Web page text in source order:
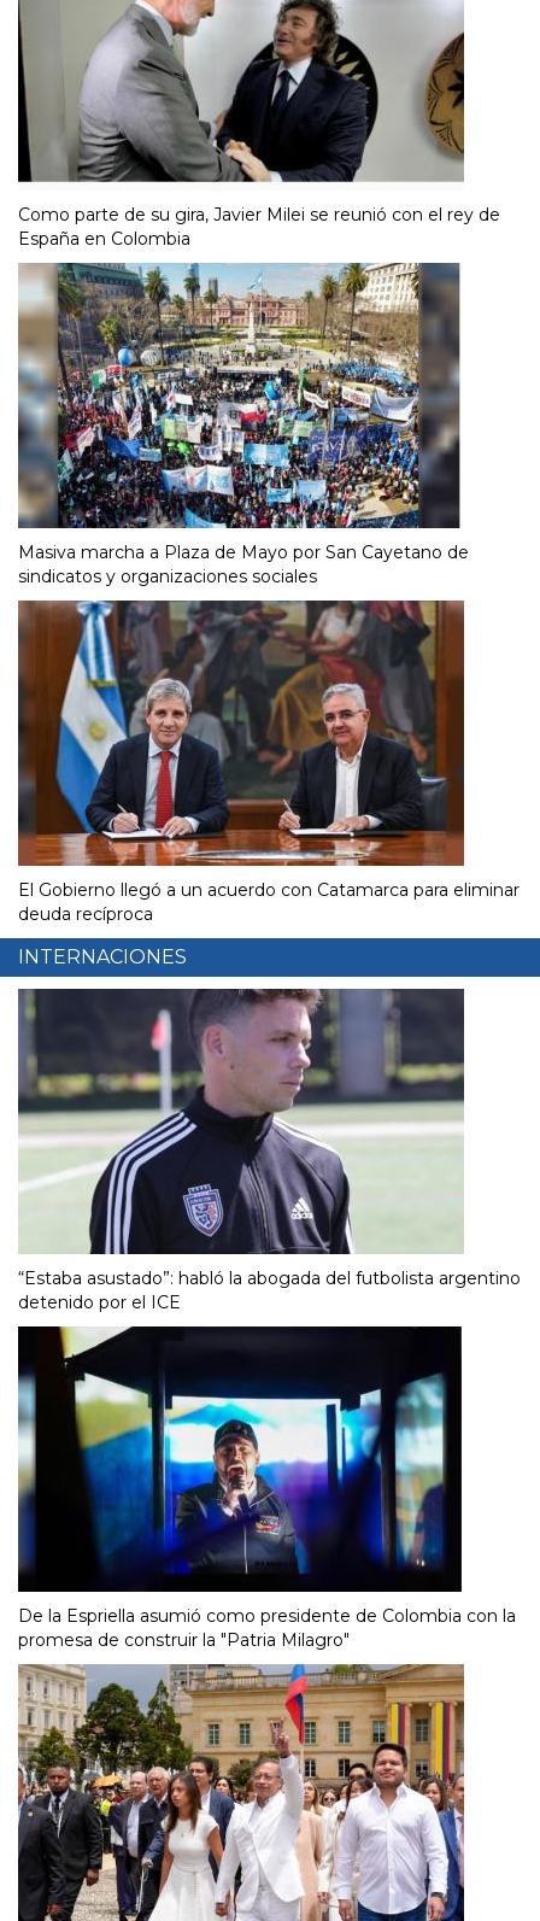
Como parte de su gira, Javier Milei se reunió con el rey de
España en Colombia
Masiva marcha a Plaza de Mayo por San Cayetano de
sindicatos y organizaciones sociales
El Gobierno llegó a un acuerdo con Catamarca para eliminar
deuda recíproca
INTERNACIONES
“Estaba asustado”: habló la abogada del futbolista argentino
detenido por el ICE
De la Espriella asumió como presidente de Colombia con la
promesa de construir la "Patria Milagro"